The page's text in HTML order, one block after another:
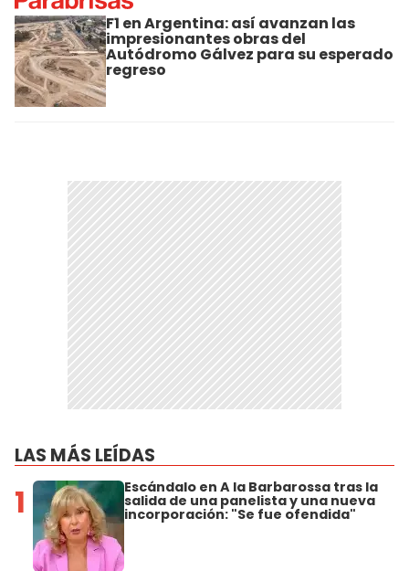
F1 en Argentina: así avanzan las
impresionantes obras del
Autódromo Gálvez para su esperado
regreso
LAS MÁS LEÍDAS
1 Escándalo en A la Barbarossa tras la
salida de una panelista y una nueva
incorporación: "Se fue ofendida"